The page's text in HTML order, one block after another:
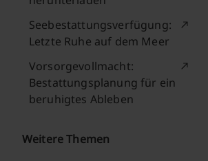
Seebestattungsverfügung:
Letzte Ruhe auf dem Meer
Vorsorgevollmacht:
Bestattungsplanung für ein
beruhigtes Ableben
Weitere Themen